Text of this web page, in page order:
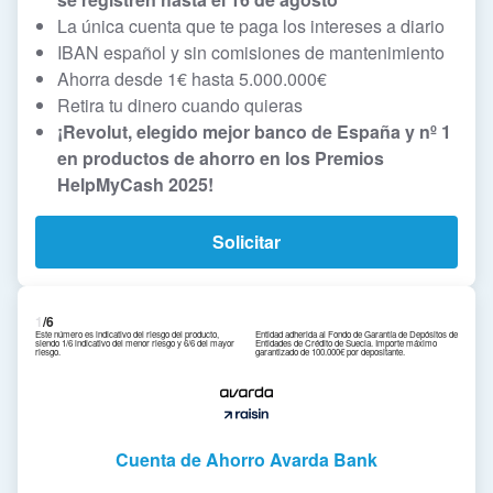
La única cuenta que te paga los intereses a diario
IBAN español y sin comisiones de mantenimiento
Ahorra desde 1€ hasta 5.000.000€
Retira tu dinero cuando quieras
¡Revolut, elegido mejor banco de España y nº 1
en productos de ahorro en los Premios
HelpMyCash 2025!
Solicitar
1/6
Este número es indicativo del riesgo del producto,
siendo 1/6 indicativo del menor riesgo y 6/6 del mayor
riesgo.
Entidad adherida al Fondo de Garantía de Depósitos de
Entidades de Crédito de Suecia. Importe máximo
garantizado de 100.000€ por depositante.
Cuenta de Ahorro Avarda Bank